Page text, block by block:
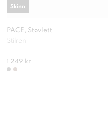
PACE, Støvlett
Stilren
1 249 kr
Skinn